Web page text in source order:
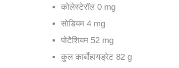
कोलेस्टेरॉल 0 mg
सोडियम 4 mg
पोटैशियम 52 mg
कुल कार्बोहायड्रेट 82 g